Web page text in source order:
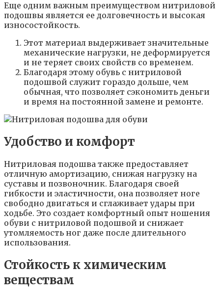
Еще одним важным преимуществом нитриловой
подошвы является ее долговечность и высокая
износостойкость.
Этот материал выдерживает значительные
механические нагрузки, не деформируется
и не теряет своих свойств со временем.
Благодаря этому обувь с нитриловой
подошвой служит гораздо дольше, чем
обычная, что позволяет сэкономить деньги
и время на постоянной замене и ремонте.
Удобство и комфорт
Нитриловая подошва также предоставляет
отличную амортизацию, снижая нагрузку на
суставы и позвоночник. Благодаря своей
гибкости и эластичности, она позволяет ноге
свободно двигаться и сглаживает удары при
ходьбе. Это создает комфортный опыт ношения
обуви с нитриловой подошвой и снижает
утомляемость ног даже после длительного
использования.
Стойкость к химическим
веществам